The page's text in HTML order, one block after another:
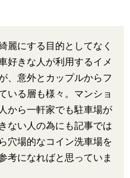
麗にする目的としてなく
好きな人が利用するイメ
、意外とカップルからフ
いる層も様々。マンショ
から一軒家でも駐車場が
ない人の為にも記事では
穴場的なコイン洗車場を
考になればと思っていま